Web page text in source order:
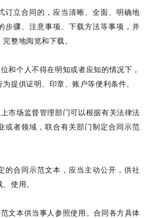
订立合同的，应当清晰、全面、明确地
步骤、注意事项、下载方法等事项，并
整地阅览和下载。
和个人不得在明知或者应知的情况下，
提供证明、印章、账户等便利条件。
市场监督管理部门可以根据有关法律法
或者领域，联合有关部门制定合同示范
的合同示范文本，应当主动公开，供社
使用。
文本供当事人参照使用。合同各方具体